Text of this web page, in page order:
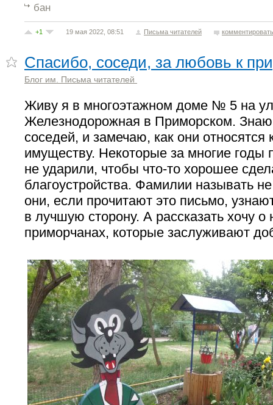
бан
+1 19 мая 2022, 08:51 Письма читателей комментировать
Спасибо, соседи, за любовь к
Блог им. Письма читателей
Живу я в многоэтажном доме № 5 на
Железнодорожная в Приморском. Знаю
соседей, и замечаю, как они
имуществу. Некоторые за многие годы
не ударили, чтобы что-то хорошее
благоустройства. Фамилии называть
они, если прочитают это письмо,
в лучшую сторону. А рассказать хочу о
приморчанах, которые заслуживают